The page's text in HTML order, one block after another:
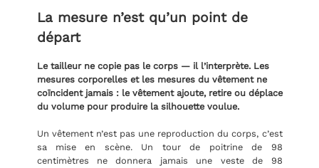
La mesure n’est qu’un point de
départ
Le tailleur ne copie pas le corps — il l’interprète. Les
mesures corporelles et les mesures du vêtement ne
coïncident jamais : le vêtement ajoute, retire ou déplace
du volume pour produire la silhouette voulue.
Un vêtement n’est pas une reproduction du corps, c’est
sa mise en scène. Un tour de poitrine de 98
centimètres ne donnera jamais une veste de 98